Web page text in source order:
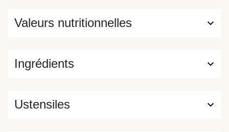
Ingrédients
Valeurs nutritionnelles
Ustensiles